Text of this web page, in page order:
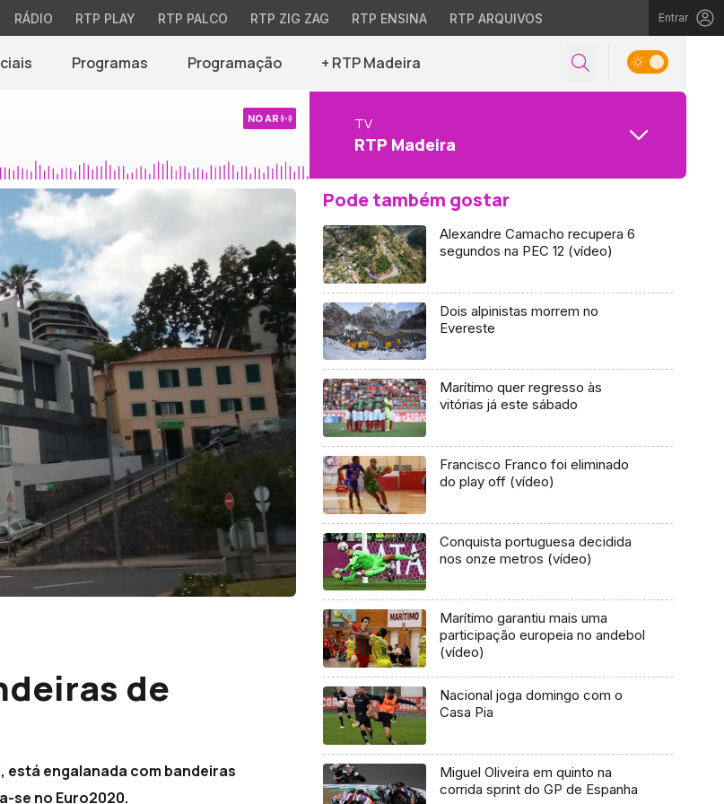
RÁDIO RTP PLAY RTP PALCO RTP ZIG ZAG RTP ENSINA RTP ARQUIVOS Entrar
Programas Programação + RTP Madeira
NO AR TV
RTP Madeira
de
está engalanada com bandeiras
se no Euro2020.
Pode também gostar
Alexandre Camacho recupera 6
segundos na PEC 12 (vídeo)
Dois alpinistas morrem no
Evereste
Marítimo quer regresso às
vitórias já este sábado
Francisco Franco foi eliminado
do play off (vídeo)
Conquista portuguesa decidida
nos onze metros (vídeo)
Marítimo garantiu mais uma
participação europeia no andebol
(vídeo)
Nacional joga domingo com o
Casa Pia
Miguel Oliveira em quinto na
corrida sprint do GP de Espanha